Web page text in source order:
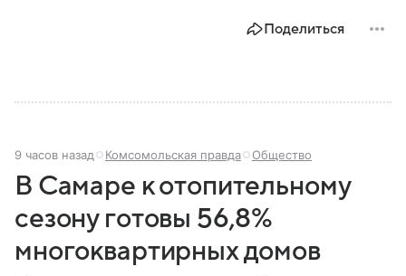
Поделиться
9 часов назад Комсомольская правда Общество
В Самаре к отопительному
сезону готовы 56,8%
многоквартирных домов